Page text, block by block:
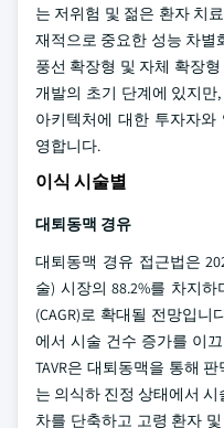
는 저위험 및 젊은 환자 치
재적으로 중요한 성능 차별
풍선 확장형 및 자체 확장
개발의 초기 단계에 있지만
아키텍처에 대한 투자자
영합니다.
이식 시술별
대퇴동맥 경유
대퇴동맥 경유 접근법은
술) 시장의 88.2%를 차지
(CAGR)로 확대될 전망입
에서 시술 건수 증가를 이
TAVR은 대퇴동맥을 통해
는 의식하 진정 상태에서
차를 단축하고 고령 환자